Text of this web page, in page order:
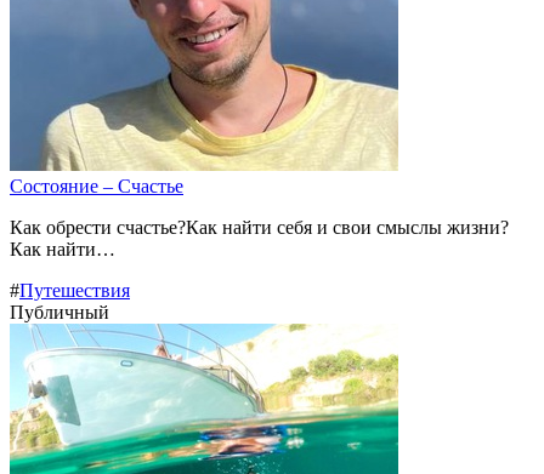
Состояние – Счастье
Как обрести счастье?Как найти себя и свои смыслы жизни?
Как найти…
#Путешествия
Публичный